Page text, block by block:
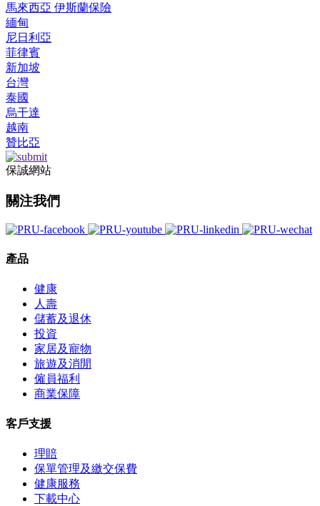
馬來西亞 伊斯蘭保險
緬甸
尼日利亞
菲律賓
新加坡
台灣
泰國
烏干達
越南
贊比亞
保誠網站
關注我們
產品
健康
人壽
儲蓄及退休
投資
家居及寵物
旅遊及消閒
僱員福利
商業保障
客戶支援
理賠
保單管理及繳交保費
健康服務
下載中心